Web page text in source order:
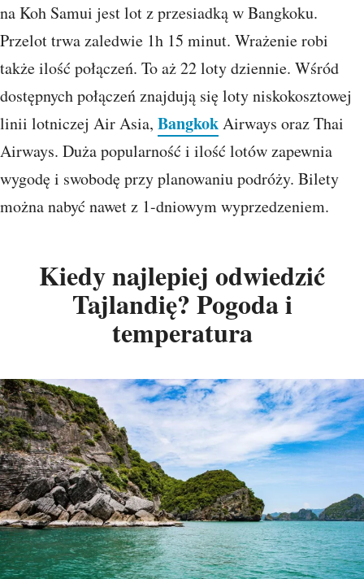
na Koh Samui jest lot z przesiadką w Bangkoku.
Przelot trwa zaledwie 1h 15 minut. Wrażenie robi
także ilość połączeń. To aż 22 loty dziennie. Wśród
dostępnych połączeń znajdują się loty niskokosztowej
linii lotniczej Air Asia, BangkokAirways oraz Thai
Airways. Duża popularność i ilość lotów zapewnia
wygodę i swobodę przy planowaniu podróży. Bilety
można nabyć nawet z 1-dniowym wyprzedzeniem.
Kiedy najlepiej odwiedzić
Tajlandię? Pogoda i
temperatura